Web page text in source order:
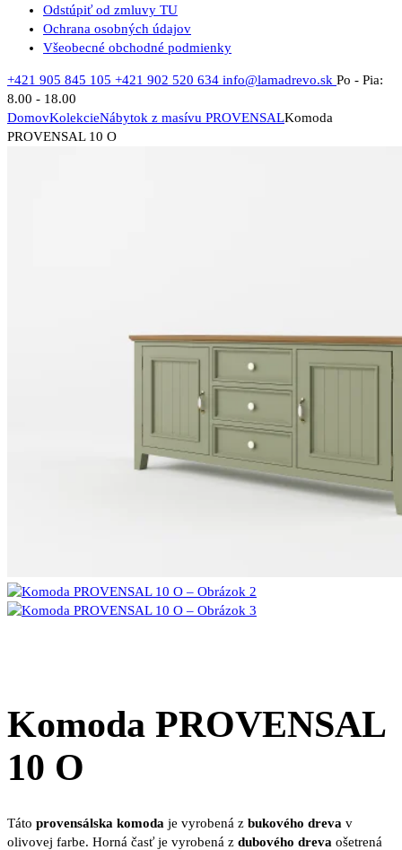
Odstúpiť od zmluvy TU
Ochrana osobných údajov
Všeobecné obchodné podmienky
+421 905 845 105 +421 902 520 634 info@lamadrevo.sk Po - Pia:
8.00 - 18.00
DomovKolekcieNábytok z masívu PROVENSALKomoda
PROVENSAL 10 O
Komoda PROVENSAL
10 O
Táto provensálska komoda je vyrobená z bukového dreva v
olivovej farbe. Horná časť je vyrobená z dubového dreva ošetrená